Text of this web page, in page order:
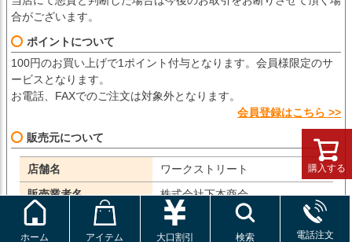
購入する
合がございます。
ポイントについて
100円のお買い上げで1ポイント付与となります。会員様限定のサ
ービスとなります。
お電話、FAXでのご注文は対象外となります。
会員登録はこちら >>
販売元について
店舗名
ワークストリート
販売業者名
株式会社下本商会
店舗運営責任者名
中島 奈美
ホーム アイテム 大口割引 検索 電話注文